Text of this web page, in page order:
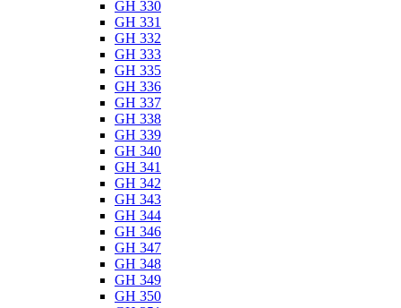
GH 330
GH 331
GH 332
GH 333
GH 335
GH 336
GH 337
GH 338
GH 339
GH 340
GH 341
GH 342
GH 343
GH 344
GH 346
GH 347
GH 348
GH 349
GH 350